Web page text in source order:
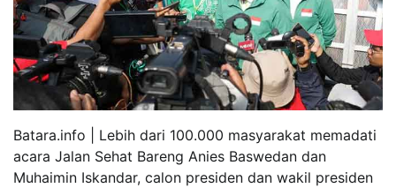
Batara.info | Lebih dari 100.000 masyarakat memadati
acara Jalan Sehat Bareng Anies Baswedan dan
Muhaimin Iskandar, calon presiden dan wakil presiden